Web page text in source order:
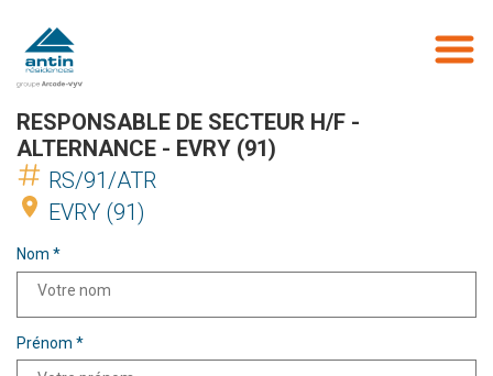
contenu
principal
RESPONSABLE DE SECTEUR H/F -
ALTERNANCE - EVRY (91)
RS/91/ATR
EVRY (91)
Nom *
Prénom *